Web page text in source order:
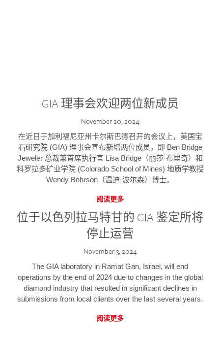
GIA 理事会欢迎两位新成员
November 20, 2024
在近日于加利福尼亚州卡尔斯巴德召开的会议上，美国宝
石研究院 (GIA) 理事会宣布新增两位成员，即 Ben Bridge
Jeweler 总裁兼首席执行官 Lisa Bridge（丽莎·布里奇）和
科罗拉多矿业学院 (Colorado School of Mines) 地质学教授
Wendy Bohrson（温迪·波尔森）博士。
阅读更多
位于以色列拉马特甘的 GIA 鉴定所将
停止运营
November 3, 2024
The GIA laboratory in Ramat Gan, Israel, will end
operations by the end of 2024 due to changes in the global
diamond industry that resulted in significant declines in
submissions from local clients over the last several years.
阅读更多